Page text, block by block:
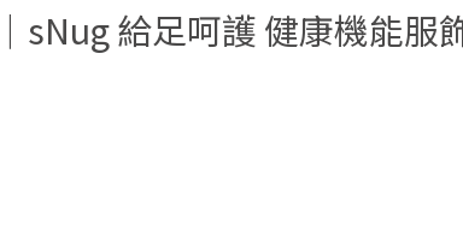
sNug 給足呵護 健康機能服